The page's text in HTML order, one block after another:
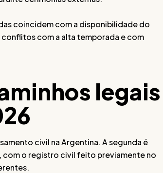
coincidem com a disponibilidade do
com a alta temporada e com
legais
civil na Argentina. A segunda é
com o registro civil feito previamente no